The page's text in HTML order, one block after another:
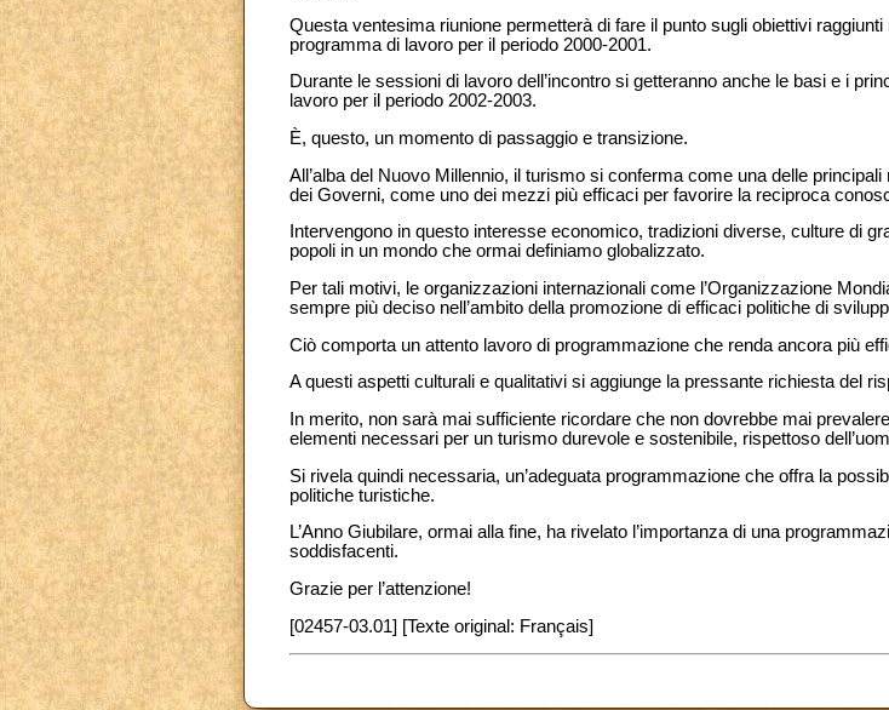
Questa ventesima riunione permetterà di fare il punto sugli obiettivi raggiunti
programma di lavoro per il periodo 2000-2001.
Durante le sessioni di lavoro dell’incontro si getteranno anche le basi e i
lavoro per il periodo 2002-2003.
È, questo, un momento di passaggio e transizione.
All’alba del Nuovo Millennio, il turismo si conferma come una delle
dei Governi, come uno dei mezzi più efficaci per favorire la reciproca
Intervengono in questo interesse economico, tradizioni diverse, culture di
popoli in un mondo che ormai definiamo globalizzato.
Per tali motivi, le organizzazioni internazionali come l’Organizzazione
sempre più deciso nell’ambito della promozione di efficaci politiche di
Ciò comporta un attento lavoro di programmazione che renda ancora più
A questi aspetti culturali e qualitativi si aggiunge la pressante richiesta del
In merito, non sarà mai sufficiente ricordare che non dovrebbe mai
elementi necessari per un turismo durevole e sostenibile, rispettoso
Si rivela quindi necessaria, un’adeguata programmazione che offra la
politiche turistiche.
L’Anno Giubilare, ormai alla fine, ha rivelato l’importanza di una
soddisfacenti.
Grazie per l’attenzione!
[02457-03.01] [Texte original: Français]